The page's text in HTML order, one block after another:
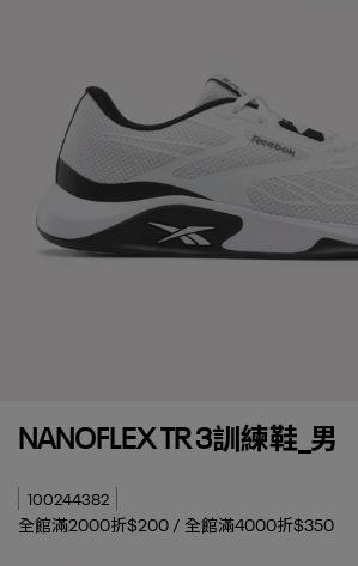
NANOFLEX TR 3訓練鞋_男
100244382
全館滿2000折$200 / 全館滿4000折$350